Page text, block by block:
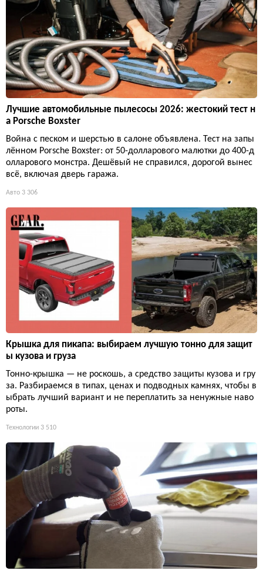
Лучшие автомобильные пылесосы 2026: жестокий тест н
а Porsche Boxster
Война с песком и шерстью в салоне объявлена. Тест на запы
лённом Porsche Boxster: от 50-долларового малютки до 400-д
олларового монстра. Дешёвый не справился, дорогой вынес
всё, включая дверь гаража.
Авто 3 306
Крышка для пикапа: выбираем лучшую тонно для защит
ы кузова и груза
Тонно-крышка — не роскошь, а средство защиты кузова и гру
за. Разбираемся в типах, ценах и подводных камнях, чтобы в
ыбрать лучший вариант и не переплатить за ненужные наво
роты.
Технологии 3 510